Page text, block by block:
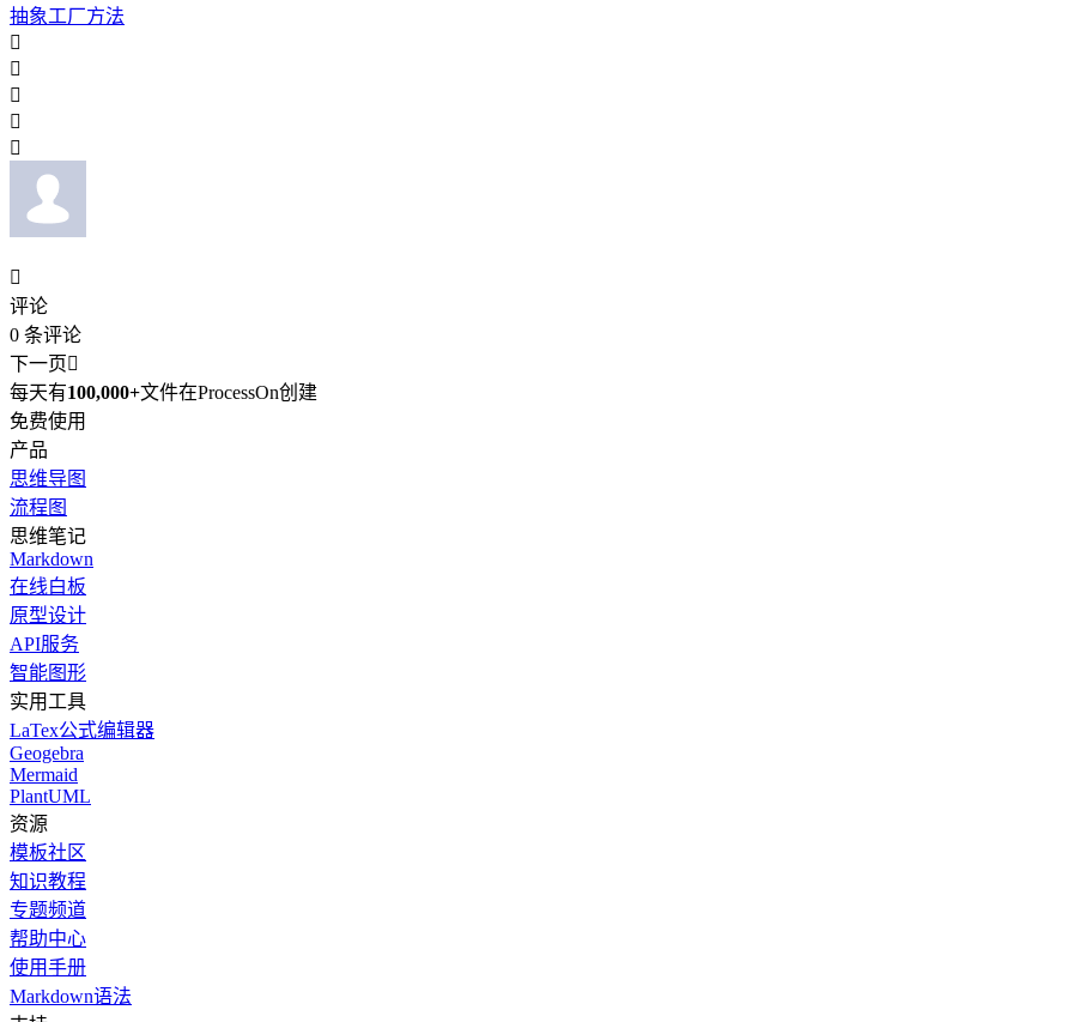
抽象工厂方法






评论
0 条评论
下一页
每天有100,000+文件在ProcessOn创建
免费使用
产品
思维导图
流程图
思维笔记
Markdown
在线白板
原型设计
API服务
智能图形
实用工具
LaTex公式编辑器
Geogebra
Mermaid
PlantUML
资源
模板社区
知识教程
专题频道
帮助中心
使用手册
Markdown语法